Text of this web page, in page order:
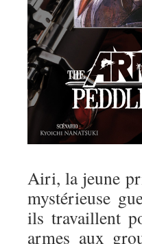
Airi, la jeune
mystérieuse
ils travaillent
armes aux